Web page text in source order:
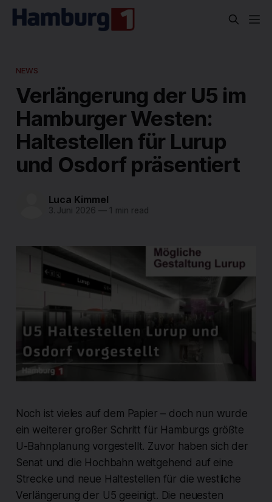
NEWS
Verlängerung der U5 im
Hamburger Westen:
Haltestellen für Lurup
und Osdorf präsentiert
Luca Kimmel
3. Juni 2026 —1 min read
Noch ist vieles auf dem Papier – doch nun wurde
ein weiterer großer Schritt für Hamburgs größte
U-Bahnplanung vorgestellt. Zuvor haben sich der
Senat und die Hochbahn weitgehend auf eine
Strecke und neue Haltestellen für die westliche
Verlängerung der U5 geeinigt. Die neuesten